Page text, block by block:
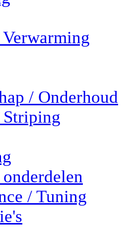
/ Onderhoud
Striping
/ Tuning